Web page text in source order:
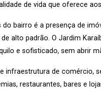
de vida que oferece
bairro é a presença de
alto padrão. O Jardim
e sofisticado, sem abrir
infraestrutura de comércio,
restaurantes, bares e